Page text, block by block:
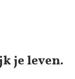
je leven.